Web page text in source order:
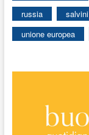
russia
salvini
unione europea